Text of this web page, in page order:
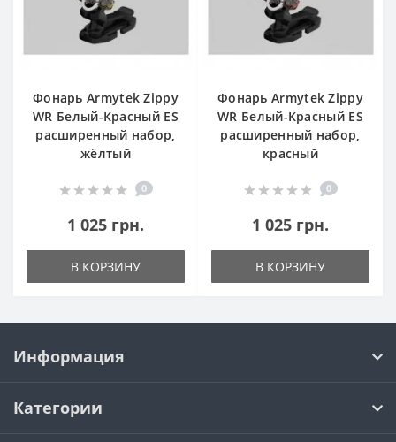
Фонарь Armytek Zippy
WR Белый-Красный ES
расширенный набор,
жёлтый
0
1 025 грн.
В КОРЗИНУ
Фонарь Armytek Zippy
WR Белый-Красный ES
расширенный набор,
красный
0
1 025 грн.
В КОРЗИНУ
Информация
Категории